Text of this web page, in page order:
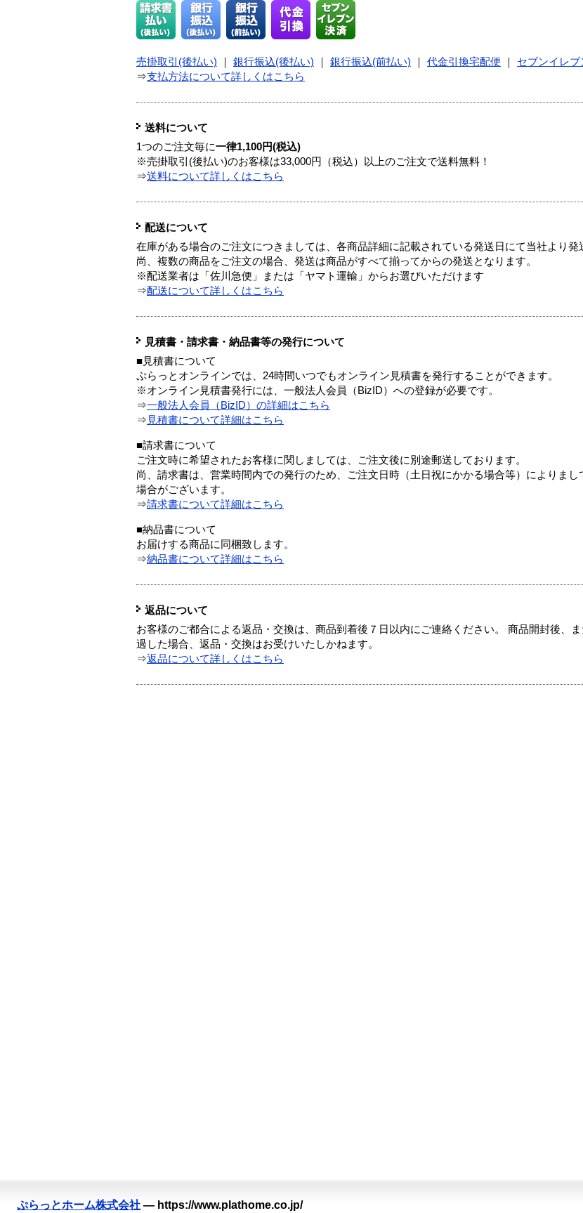
売掛取引(後払い) 銀行振込(後払い) 銀行振込(前払い) 代金引換宅配便
セブンイレブ
⇒支払方法について詳しくはこちら
送料について
1つのご注文毎に一律1,100円(税込)
※売掛取引(後払い)のお客様は33,000円（税込）以上のご注文で送料無料！
⇒送料について詳しくはこちら
配送について
在庫がある場合のご注文につきましては、各商品詳細に記載されている発送日にて当社より発
尚、複数の商品をご注文の場合、発送は商品がすべて揃ってからの発送となります。
※配送業者は「佐川急便」または「ヤマト運輸」からお選びいただけます
⇒配送について詳しくはこちら
見積書・請求書・納品書等の発行について
■見積書について
ぷらっとオンラインでは、24時間いつでもオンライン見積書を発行することができます。
※オンライン見積書発行には、一般法人会員（BizID）への登録が必要です。
⇒一般法人会員（BizID）の詳細はこちら
⇒ 見積書について詳細はこちら
■請求書について
ご注文時に希望されたお客様に関しましては、ご注文後に別途郵送しております。
尚、請求書は、営業時間内での発行のため、ご注文日時（土日祝にかかる場合等）によりま
場合がございます。
⇒請求書について詳細はこちら
■納品書について
お届けする商品に同梱致します。
⇒納品書について詳細はこちら
返品について
お客様のご都合による返品・交換は、商品到着後７日以内にご連絡ください。 商品開封後、
過した場合、返品・交換はお受けいたしかねます。
⇒返品について詳しくはこちら
ぷらっとホーム株式会社 — https://www.plathome.co.jp/